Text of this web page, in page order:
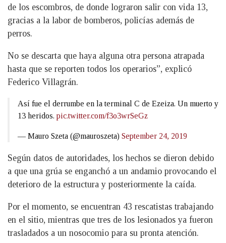
de los escombros, de donde lograron salir con vida 13,
gracias a la labor de bomberos, policías además de
perros.
No se descarta que haya alguna otra persona atrapada
hasta que se reporten todos los operarios”, explicó
Federico Villagrán.
Así fue el derrumbe en la terminal C de Ezeiza. Un muerto y
13 heridos. pic.twitter.com/f3o3wrSeGz
— Mauro Szeta (@mauroszeta) September 24, 2019
Según datos de autoridades, los hechos se dieron debido
a que una grúa se enganchó a un andamio provocando el
deterioro de la estructura y posteriormente la caída.
Por el momento, se encuentran 43 rescatistas trabajando
en el sitio, mientras que tres de los lesionados ya fueron
trasladados a un nosocomio para su pronta atención.